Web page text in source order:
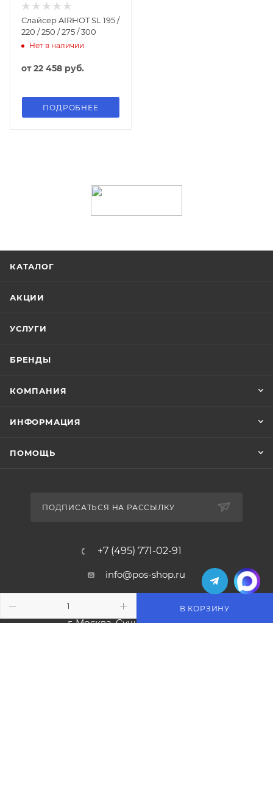
В КОРЗИНУ
Слайсер AIRHOT SL 195 /
220 / 250 / 275 / 300
Нет в наличии
от22 458 руб.
ПОДРОБНЕЕ
КАТАЛОГ
АКЦИИ
УСЛУГИ
БРЕНДЫ
КОМПАНИЯ
ИНФОРМАЦИЯ
ПОМОЩЬ
ПОДПИСАТЬСЯ НА РАССЫЛКУ
+7 (495) 771-02-91
info@pos-shop.ru
оборудование
г. Москва, Сущевский вал, д. 5с1А'